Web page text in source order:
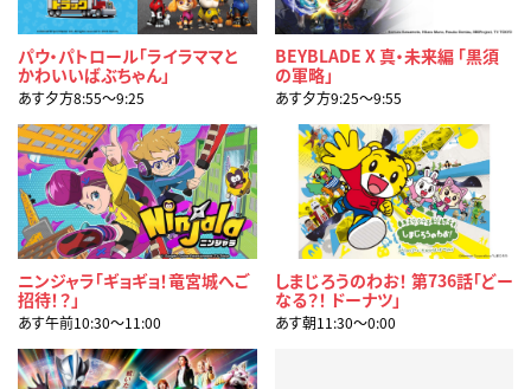
パウ・パトロール「ライラママと
かわいいばぶちゃん」
あす夕方8:55〜9:25
BEYBLADE X 真・未来編 「黒須
の軍略」
あす夕方9:25〜9:55
ニンジャラ「ギョギョ！竜宮城へご
招待！？」
あす午前10:30〜11:00
しまじろうのわお！ 第736話「どー
なる？！ ドーナツ」
あす朝11:30〜0:00